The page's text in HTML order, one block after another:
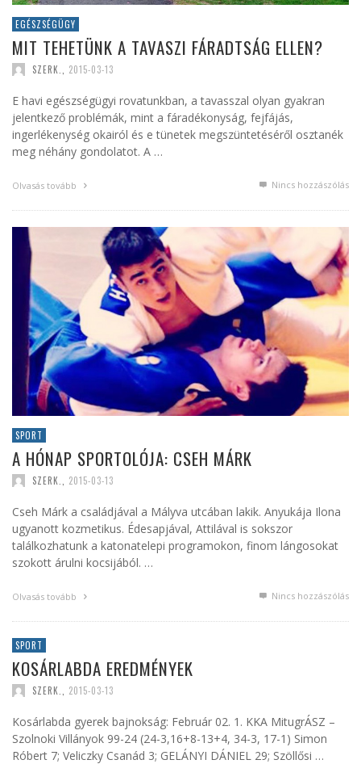
EGÉSZSÉGÜGY
MIT TEHETÜNK A TAVASZI FÁRADTSÁG ELLEN?
SZERK. 2015-03-13
E havi egészségügyi rovatunkban, a tavasszal olyan gyakran
jelentkező problémák, mint a fáradékonyság, fejfájás,
ingerlékenység okairól és e tünetek megszüntetéséről osztanék
meg néhány gondolatot. A …
Olvasás tovább Nincs hozzászólás
SPORT
A HÓNAP SPORTOLÓJA: CSEH MÁRK
SZERK. 2015-03-13
Cseh Márk a családjával a Mályva utcában lakik. Anyukája Ilona
ugyanott kozmetikus. Édesapjával, Attilával is sokszor
találkozhatunk a katonatelepi programokon, finom lángosokat
szokott árulni kocsijából. …
Olvasás tovább Nincs hozzászólás
SPORT
KOSÁRLABDA EREDMÉNYEK
SZERK. 2015-03-13
Kosárlabda gyerek bajnokság: Február 02. 1. KKA MitugrÁSZ –
Szolnoki Villányok 99-24 (24-3,16+8-13+4, 34-3, 17-1) Simon
Róbert 7; Veliczky Csanád 3; GELÁNYI DÁNIEL 29; Szöllősi …